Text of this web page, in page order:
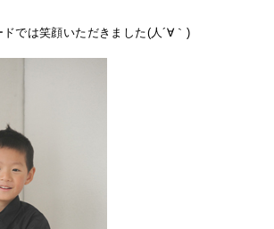
では笑顔いただきました(人´∀｀)